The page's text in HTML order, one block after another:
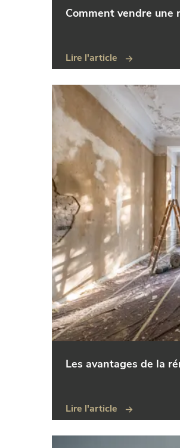
Comment vendre une
Lire l'article
Les avantages de la
Lire l'article